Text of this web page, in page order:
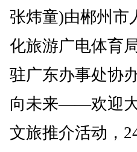
张炜童)由郴州市
化旅游广电体育
驻广东办事处协
向未来——欢迎
文旅推介活动，